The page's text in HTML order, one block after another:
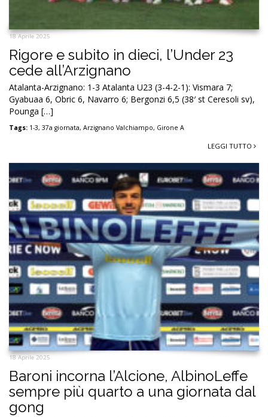
18 Aprile 2025
Rigore e subito in dieci, l’Under 23
cede all’Arzignano
Atalanta-Arzignano: 1-3 Atalanta U23 (3-4-2-1): Vismara 7;
Gyabuaa 6, Obric 6, Navarro 6; Bergonzi 6,5 (38′ st Ceresoli sv),
Pounga […]
Tags: 1-3, 37a giornata, Arzignano Valchiampo, Girone A
LEGGI TUTTO
18 Aprile 2025
Baroni incorna l’Alcione, AlbinoLeffe
sempre più quarto a una giornata dal
gong